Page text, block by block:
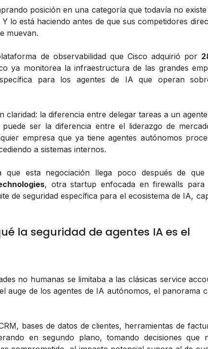
posición en una categoría que todavía no
lo está haciendo antes de que sus competidores
muevan.
de observabilidad que Cisco adquirió por
ya monitorea la infraestructura de las grandes
para los agentes de IA que operan
claridad: la diferencia entre delegar tareas a un
puede ser la diferencia entre el liderazgo de
empresa que ya tiene agentes autónomos
a sistemas internos.
que esta negociación llega poco después de que
, otra startup enfocada en firewalls para
de seguridad específica para el ecosistema de IA,
la seguridad de agentes IA es el
no humanas se limitaba a las clásicas service
auge de los agentes de IA autónomos, el panorama
bases de datos de clientes, herramientas de
en segundo plano, tomando decisiones que